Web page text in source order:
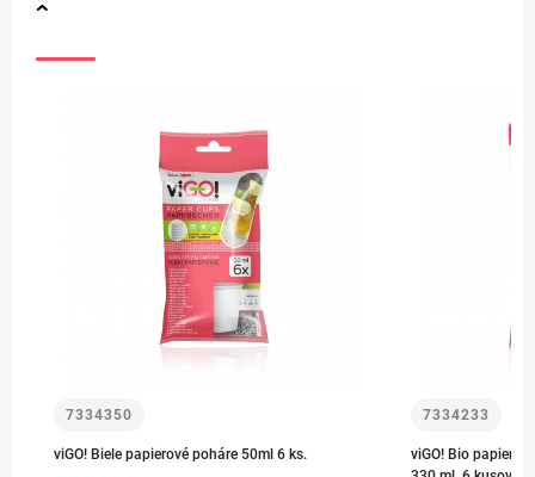
7334350
viGO! Biele papierové poháre 50ml 6 ks.
7334233
viGO! Bio